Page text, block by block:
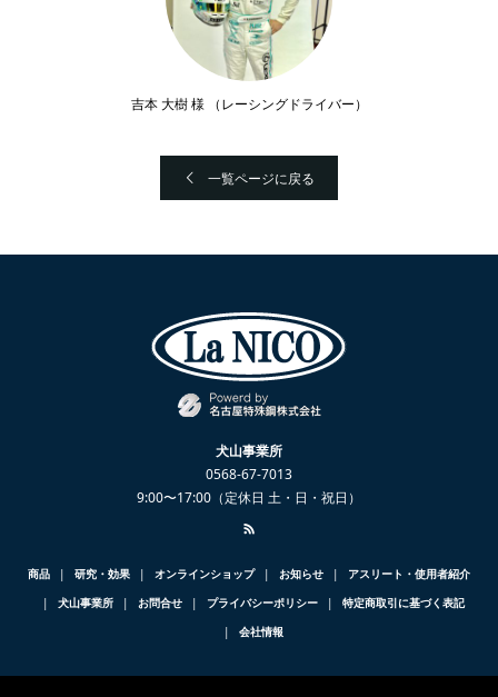
吉本 大樹 様 （レーシングドライバー）
一覧ページに戻る
犬山事業所
0568-67-7013
9:00〜17:00（定休日 土・日・祝日）
商品 研究・効果 オンラインショップ お知らせ
アスリート・使用者紹介
犬山事業所
お問合せ プライバシーポリシー
特定商取引に基づく表記
会社情報